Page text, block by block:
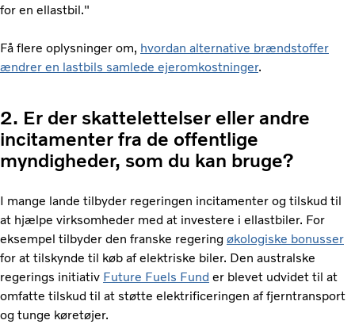
for en ellastbil."
Få flere oplysninger om, hvordan alternative brændstoffer
ændrer en lastbils samlede ejeromkostninger.
2. Er der skattelettelser eller andre
incitamenter fra de offentlige
myndigheder, som du kan bruge?
I mange lande tilbyder regeringen incitamenter og tilskud til
at hjælpe virksomheder med at investere i ellastbiler. For
eksempel tilbyder den franske regering økologiske bonusser
for at tilskynde til køb af elektriske biler. Den australske
regerings initiativ Future Fuels Fund er blevet udvidet til at
omfatte tilskud til at støtte elektrificeringen af fjerntransport
og tunge køretøjer.